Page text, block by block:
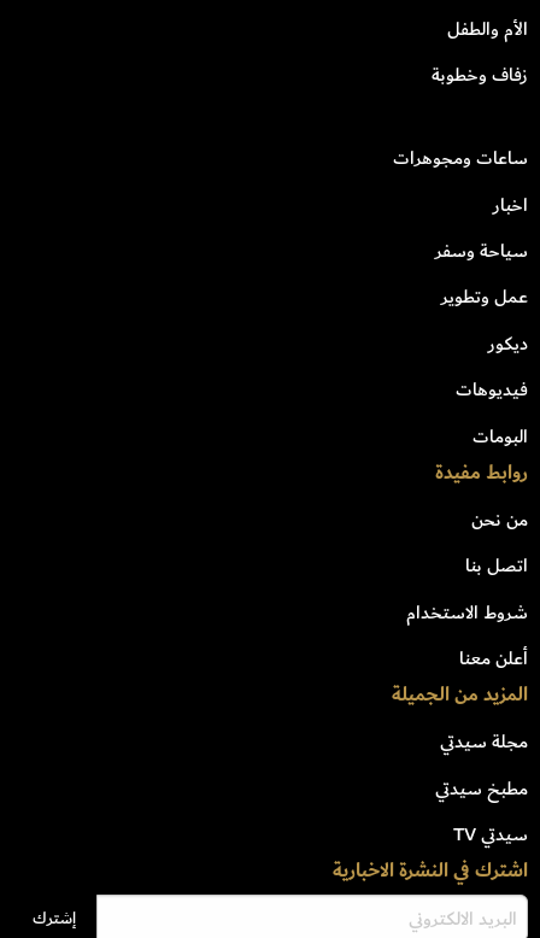
الأم والطفل
زفاف وخطوبة
ساعات ومجوهرات
اخبار
سياحة وسفر
عمل وتطوير
ديكور
فيديوهات
البومات
روابط مفيدة
من نحن
اتصل بنا
شروط الاستخدام
أعلن معنا
المزيد من الجميلة
مجلة سيدتي
مطبخ سيدتي
سيدتي TV
اشترك في النشرة الاخبارية